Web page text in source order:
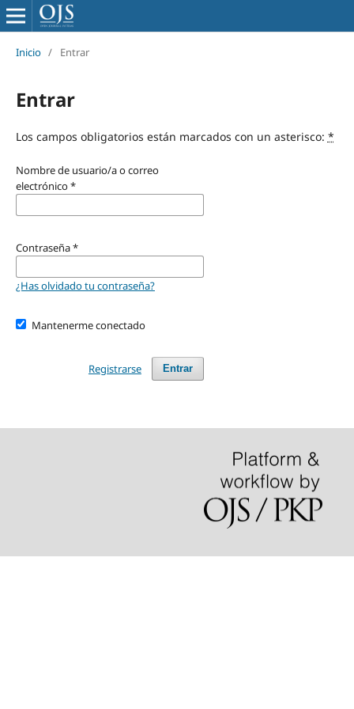
Inicio / Entrar
Entrar
Los campos obligatorios están marcados con un asterisco: *
Nombre de usuario/a o correo
electrónico*
Contraseña*
¿Has olvidado tu contraseña?
Mantenerme conectado
Entrar
Registrarse